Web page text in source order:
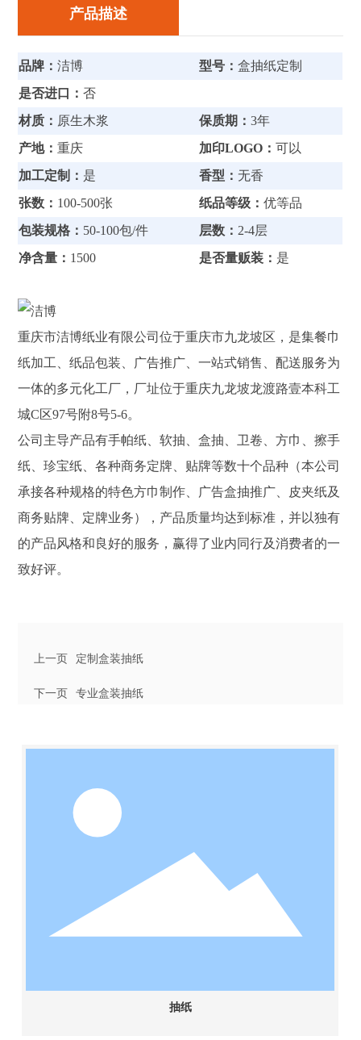
产品描述
品牌：洁博 型号：盒抽纸定制
是否进口：否
材质： 原生木浆 保质期：3年
产地：重庆 加印LOGO：可以
加工定制： 是 香型：无香
张数： 100-500张 纸品等级：优等品
包装规格： 50-100包/件 层数： 2-4层
净含量： 1500 是否量贩装： 是
重庆市洁博纸业有限公司位于重庆市九龙坡区，是集餐巾
纸加工、纸品包装、广告推广、一站式销售、配送服务为
一体的多元化工厂，厂址位于重庆九龙坡龙渡路壹本科工
城C区97号附8号5-6。
公司主导产品有手帕纸、软抽、盒抽、卫卷、方巾、擦手
纸、珍宝纸、各种商务定牌、贴牌等数十个品种（本公司
承接各种规格的特色方巾制作、广告盒抽推广、皮夹纸及
商务贴牌、定牌业务），产品质量均达到标准，并以独有
的产品风格和良好的服务，赢得了业内同行及消费者的一
致好评。
上一页 定制盒装抽纸
下一页 专业盒装抽纸
抽纸